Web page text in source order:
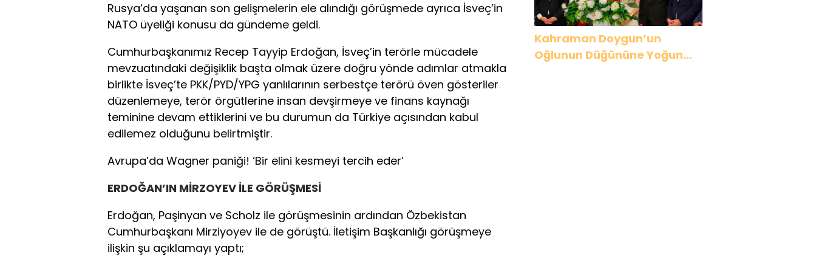
Rusya’da yaşanan son gelişmelerin ele alındığı görüşmede ayrıca İsveç’in
NATO üyeliği konusu da gündeme geldi.
Cumhurbaşkanımız Recep Tayyip Erdoğan, İsveç’in terörle mücadele
mevzuatındaki değişiklik başta olmak üzere doğru yönde adımlar atmakla
birlikte İsveç’te PKK/PYD/YPG yanlılarının serbestçe terörü öven gösteriler
düzenlemeye, terör örgütlerine insan devşirmeye ve finans kaynağı
teminine devam ettiklerini ve bu durumun da Türkiye açısından kabul
edilemez olduğunu belirtmiştir.
Avrupa’da Wagner paniği! ‘Bir elini kesmeyi tercih eder’
ERDOĞAN’IN MİRZOYEV İLE GÖRÜŞMESİ
Erdoğan, Paşinyan ve Scholz ile görüşmesinin ardından Özbekistan
Cumhurbaşkanı Mirziyoyev ile de görüştü. İletişim Başkanlığı görüşmeye
ilişkin şu açıklamayı yaptı;
Kahraman Doygun’un
Oğlunun Düğününe Yoğun